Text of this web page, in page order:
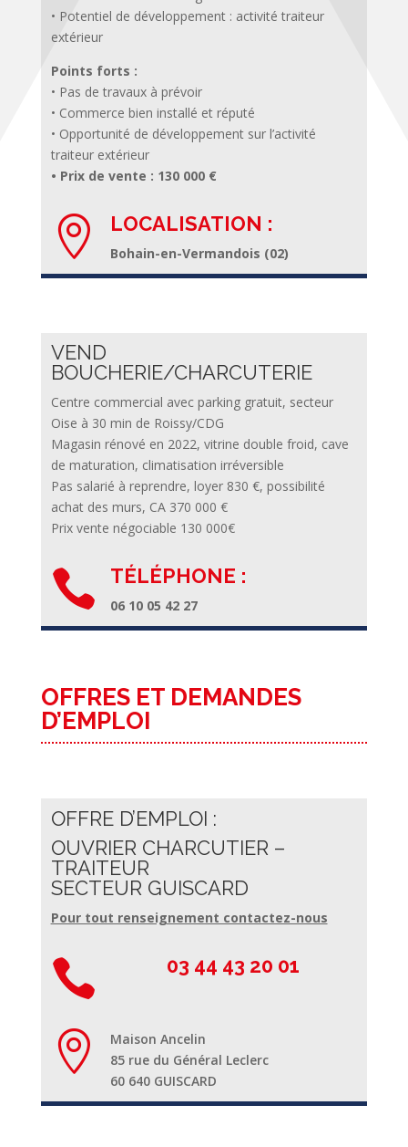
• Potentiel de développement : activité traiteur
extérieur
Points forts :
• Pas de travaux à prévoir
• Commerce bien installé et réputé
• Opportunité de développement sur l’activité
traiteur extérieur
• Prix de vente : 130 000 €
 LOCALISATION :
Bohain-en-Vermandois (02)
VEND
BOUCHERIE/CHARCUTERIE
Centre commercial avec parking gratuit, secteur
Oise à 30 min de Roissy/CDG
Magasin rénové en 2022, vitrine double froid, cave
de maturation, climatisation irréversible
Pas salarié à reprendre, loyer 830 €, possibilité
achat des murs, CA 370 000 €
Prix vente négociable 130 000€
 TÉLÉPHONE :
06 10 05 42 27
OFFRES ET DEMANDES
D’EMPLOI
OFFRE D’EMPLOI :
OUVRIER CHARCUTIER –
TRAITEUR
SECTEUR GUISCARD
Pour tout renseignement contactez-nous
 03 44 43 20 01

Maison Ancelin
85 rue du Général Leclerc
60 640 GUISCARD